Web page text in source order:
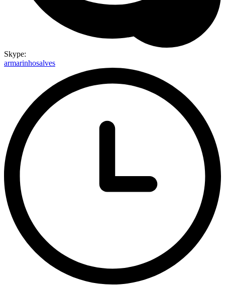
Skype:
armarinhosalves